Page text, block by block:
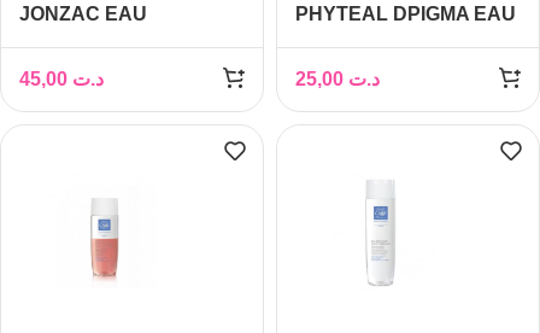
JONZAC EAU
PURIFIANTE 500ML
د.ت
PHYTEAL DPIGMA EAU
VERA 250ML
د.ت